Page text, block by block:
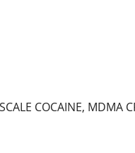
COCAINE, MDMA